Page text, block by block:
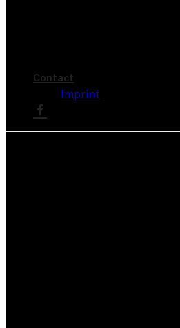
Cont­act
Imprint